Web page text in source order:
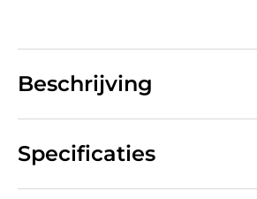
Beschrijving
Specificaties